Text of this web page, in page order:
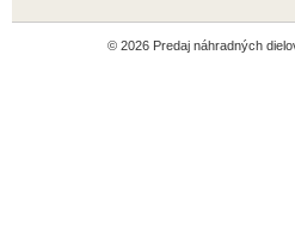
© 2026 Predaj náhradných